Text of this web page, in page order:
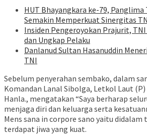
HUT Bhayangkara ke-79,
Semakin Memperkuat Sinergitas
Insiden Pengeroyokan Prajurit,
dan Ungkap Pelaku
Danlanud Sultan Hasanuddin
TNI
Sebelum penyerahan sembako, dalam
Komandan Lanal Sibolga, Letkol Laut (P)
Hanla., mengatakan “Saya berharap
menjaga diri dan keluarga serta
Mens sana in corpore sano yaitu didalam
terdapat jiwa yang kuat.